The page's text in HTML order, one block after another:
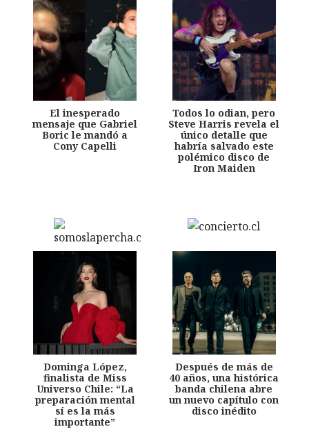
El inesperado
mensaje que Gabriel
Boric le mandó a
Cony Capelli
Todos lo odian, pero
Steve Harris revela el
único detalle que
habría salvado este
polémico disco de
Iron Maiden
Dominga López,
finalista de Miss
Universo Chile: “La
preparación mental
sí es la más
importante”
Después de más de
40 años, una histórica
banda chilena abre
un nuevo capítulo con
disco inédito